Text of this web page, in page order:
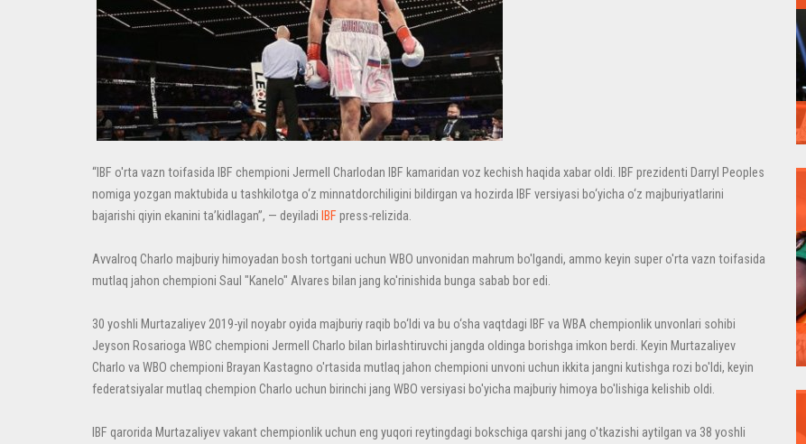
“IBF o'rta vazn toifasida IBF chempioni Jermell Charlodan IBF kamaridan voz kechish haqida xabar oldi. IBF prezidenti Darryl Peoples
nomiga yozgan maktubida u tashkilotga o‘z minnatdorchiligini bildirgan va hozirda IBF versiyasi bo‘yicha o‘z majburiyatlarini
bajarishi qiyin ekanini ta’kidlagan”, — deyiladi IBF press-relizida.
Avvalroq Charlo majburiy himoyadan bosh tortgani uchun WBO unvonidan mahrum bo'lgandi, ammo keyin super o'rta vazn toifasida
mutlaq jahon chempioni Saul "Kanelo" Alvares bilan jang ko'rinishida bunga sabab bor edi.
30 yoshli Murtazaliyev 2019-yil noyabr oyida majburiy raqib bo‘ldi va bu o‘sha vaqtdagi IBF va WBA chempionlik unvonlari sohibi
Jeyson Rosarioga WBC chempioni Jermell Charlo bilan birlashtiruvchi jangda oldinga borishga imkon berdi. Keyin Murtazaliyev
Charlo va WBO chempioni Brayan Kastagno o'rtasida mutlaq jahon chempioni unvoni uchun ikkita jangni kutishga rozi bo'ldi, keyin
federatsiyalar mutlaq chempion Charlo uchun birinchi jang WBO versiyasi bo'yicha majburiy himoya bo'lishiga kelishib oldi.
IBF qarorida Murtazaliyev vakant chempionlik uchun eng yuqori reytingdagi bokschiga qarshi jang o'tkazishi aytilgan va 38 yoshli